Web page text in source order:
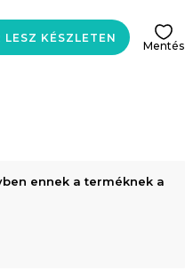
KÉSZLETEN
Mentés
ennek a terméknek a